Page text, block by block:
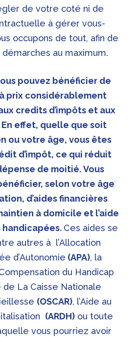
de votre coté ni de
à gérer vous-
occupons de tout, afin de
au maximum.
pouvez bénéficier de
prix considérablement
credits d’impôts et aux
En effet, quelle que soit
ou votre âge, vous êtes
d’impôt, ce qui réduit
de moitié.Vous
selon votre âge
d’aides financières
à domicile et l’aide
handicapées. Ces aides se
autres à l’Allocation
d’Autonomie (APA), la
du Handicap
de La Caisse Nationale
(OSCAR), l’Aide au
(ARDH)ou toute
vous pourriez avoir